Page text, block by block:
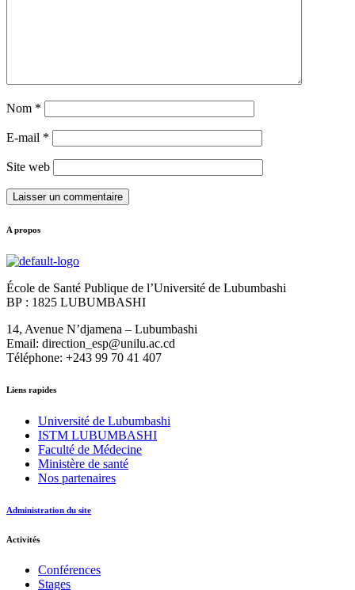
Nom *
E-mail *
Site web
A propos
École de Santé Publique de l’Université de Lubumbashi
BP : 1825 LUBUMBASHI
14, Avenue N’djamena – Lubumbashi
Email: direction_esp@unilu.ac.cd
Téléphone: +243 99 70 41 407
Liens rapides
Université de Lubumbashi
ISTM LUBUMBASHI
Faculté de Médecine
Ministère de santé
Nos partenaires
Administration du site
Activités
Conférences
Stages